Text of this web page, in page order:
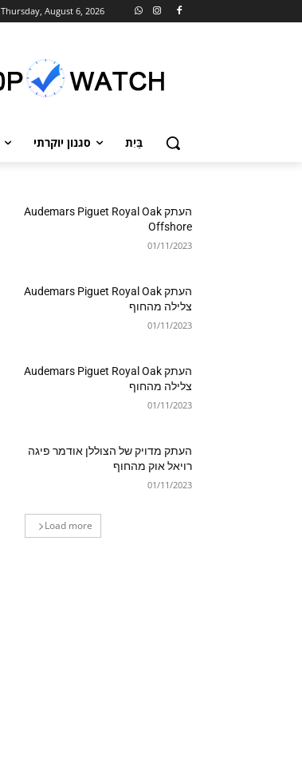
Thursday, August 6, 2026
בַּיִת סגנון יוקרתי
העתק Audemars Piguet Royal Oak
Offshore
01/11/2023
העתק Audemars Piguet Royal Oak
צלילה מהחוף
01/11/2023
העתק Audemars Piguet Royal Oak
צלילה מהחוף
01/11/2023
העתק מדויק של הצוללן אודמר פיגה
רויאל אוק מהחוף
01/11/2023
Load more